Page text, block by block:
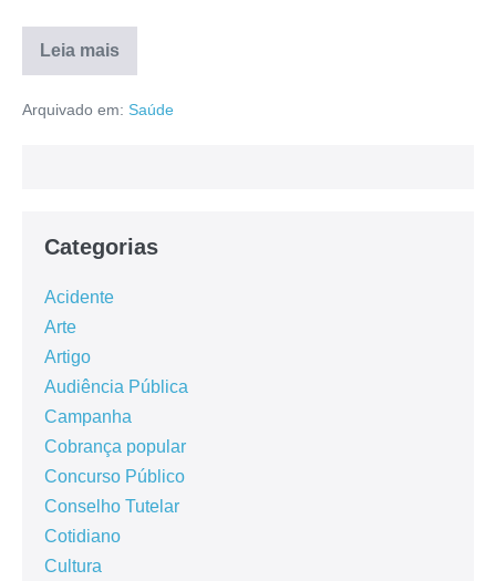
Leia mais
Arquivado em: Saúde
Categorias
Acidente
Arte
Artigo
Audiência Pública
Campanha
Cobrança popular
Concurso Público
Conselho Tutelar
Cotidiano
Cultura